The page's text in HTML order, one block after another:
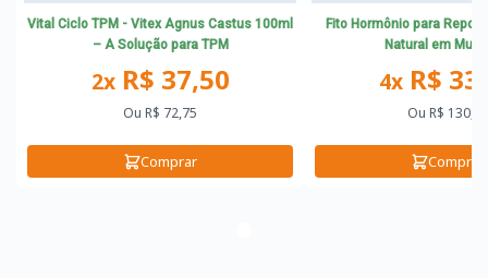
Vital Ciclo TPM - Vitex Agnus Castus 100ml
– A Solução para TPM
2xR$ 37,50
Ou R$ 72,75
Comprar
Fito Hormônio para
Natural em
4xR$
Ou R$ 130,95
Comprar